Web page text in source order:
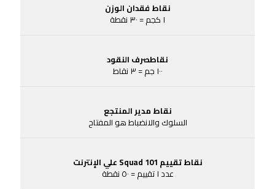
نقاط فقدان الوزن
١ كجم = ٣٠ نقطة
نقاطصرف النقود
١٠٠ جم = ٣ نقاط
نقاط مدير المنتجع
السلوك والانضباط هو المفتاح
نقاط تقييم Squad 101 علي الإنترنت
عدد ١ تقييم = ٥٠ نقطة